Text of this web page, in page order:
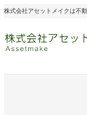
内
ス
キ
株式会社アセットメイクは不